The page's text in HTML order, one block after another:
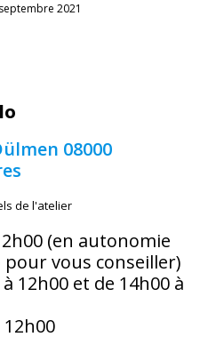
2021
08000
de l'atelier
(en autonomie
pour vous conseiller)
12h00 et de 14h00 à
12h00